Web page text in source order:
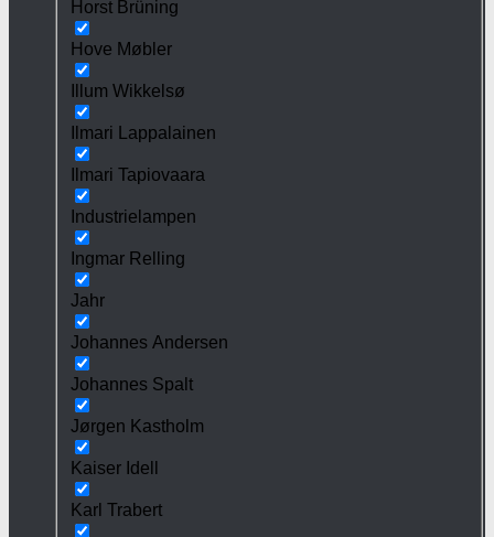
Horst Brüning
Hove Møbler
Illum Wikkelsø
Ilmari Lappalainen
Ilmari Tapiovaara
Industrielampen
Ingmar Relling
Jahr
Johannes Andersen
Johannes Spalt
Jørgen Kastholm
Kaiser Idell
Karl Trabert